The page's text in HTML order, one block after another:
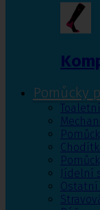
Pomůcky
Jídelní
Ostatní